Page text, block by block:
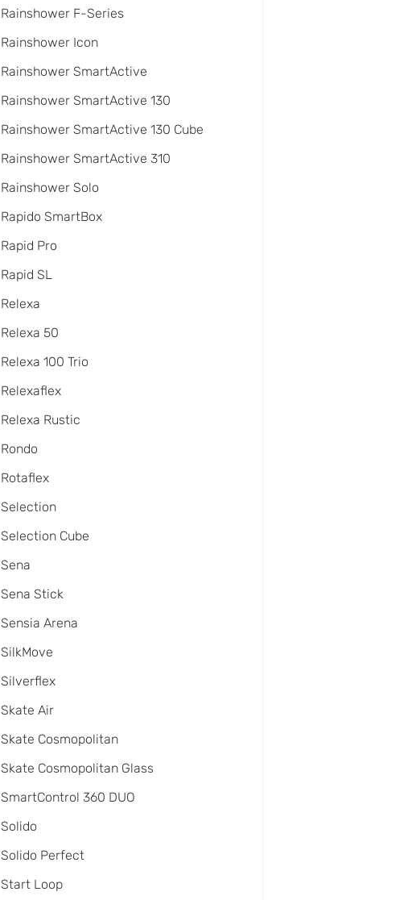
Rainshower F-Series
Rainshower Icon
Rainshower SmartActive
Rainshower SmartActive 130
Rainshower SmartActive 130 Cube
Rainshower SmartActive 310
Rainshower Solo
Rapido SmartBox
Rapid Pro
Rapid SL
Relexa
Relexa 50
Relexa 100 Trio
Relexaflex
Relexa Rustic
Rondo
Rotaflex
Selection
Selection Cube
Sena
Sena Stick
Sensia Arena
SilkMove
Silverflex
Skate Air
Skate Cosmopolitan
Skate Cosmopolitan Glass
SmartControl 360 DUO
Solido
Solido Perfect
Start Loop